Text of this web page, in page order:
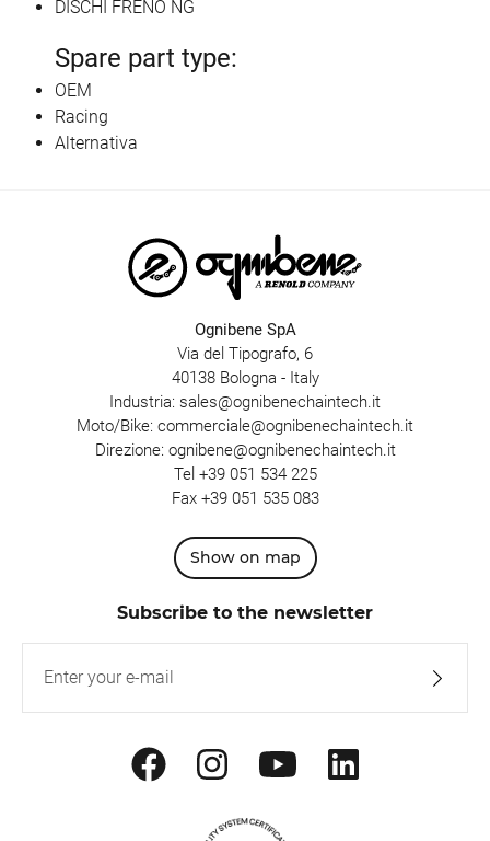
DISCHI FRENO NG
Spare part type:
OEM
Racing
Alternativa
Ognibene SpA
Via del Tipografo, 6
40138 Bologna - Italy
Industria: sales@ognibenechaintech.it
Moto/Bike: commerciale@ognibenechaintech.it
Direzione: ognibene@ognibenechaintech.it
Tel +39 051 534 225
Fax +39 051 535 083
Show on map
Subscribe to the newsletter